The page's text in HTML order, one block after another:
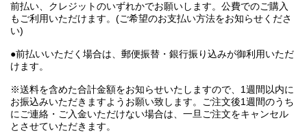
前払い、クレジットのいずれかでお願いします。公費でのご購入
もご利用いただけます。(ご希望のお支払い方法をお知らせくださ
い)
●前払いいただく場合は、郵便振替・銀行振り込みが御利用いただ
けます。
※送料を含めた合計金額をお知らせいたしますので、1週間以内に
お振込みいただきますようお願い致します。ご注文後1週間のうち
にご連絡・ご入金いただけない場合は、一旦ご注文をキャンセル
とさせていただきます。